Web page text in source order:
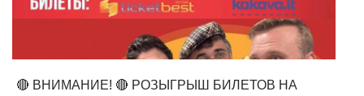
🔴 ВНИМАНИЕ! 🔴 РОЗЫГРЫШ БИЛЕТОВ НА